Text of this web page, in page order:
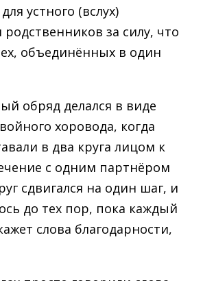
устного (вслух)
родственников за силу, что
объединённых в один
обряд делался в виде
хоровода, когда
в два круга лицом к
с одним партнёром
сдвигался на один шаг, и
до тех пор, пока каждый
слова благодарности,